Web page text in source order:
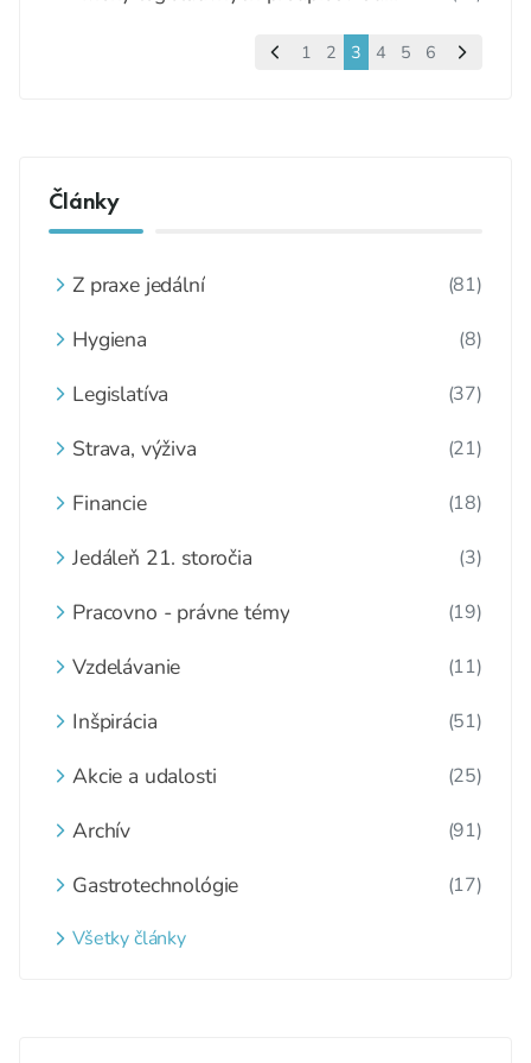
1 2 3 4 5 6
Články
Z praxe jedální (81)
Hygiena (8)
Legislatíva (37)
Strava, výživa (21)
Financie (18)
Jedáleň 21. storočia (3)
Pracovno - právne témy (19)
Vzdelávanie (11)
Inšpirácia (51)
Akcie a udalosti (25)
Archív (91)
Gastrotechnológie (17)
Všetky články